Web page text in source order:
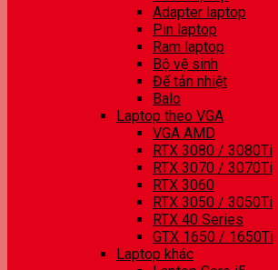
Adapter laptop
Pin laptop
Ram laptop
Bộ vệ sinh
Đế tản nhiệt
Balo
Laptop theo VGA
VGA AMD
RTX 3080 / 3080Ti
RTX 3070 / 3070Ti
RTX 3060
RTX 3050 / 3050Ti
RTX 40 Series
GTX 1650 / 1650Ti
Laptop khác